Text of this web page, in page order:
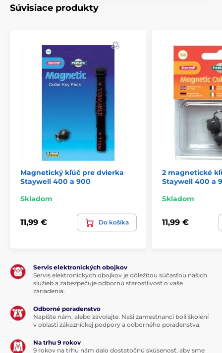
Súvisiace produkty
Magnetický kľúč pre dvierka
Staywell 400 a 900
Skladom
11,99 € Do košíka
2 magnetické
Staywell 400 a
Skladom
11,99 €
Servis elektronických obojkov
Servis elektronických obojkov je dôležitou súčasťou našich
služieb a zabezpečuje odbornú starostlivosť o vaše
zariadenia.
Odborné poradenstvo
Napíšte nám, alebo zavolajte. Naši zamestnanci boli školení
v oblasti zákazníckej podpory a odborného poradenstva.
Na trhu 9 rokov
9 rokov na trhu nám dalo dostatočnú skúsenosť, aby sme